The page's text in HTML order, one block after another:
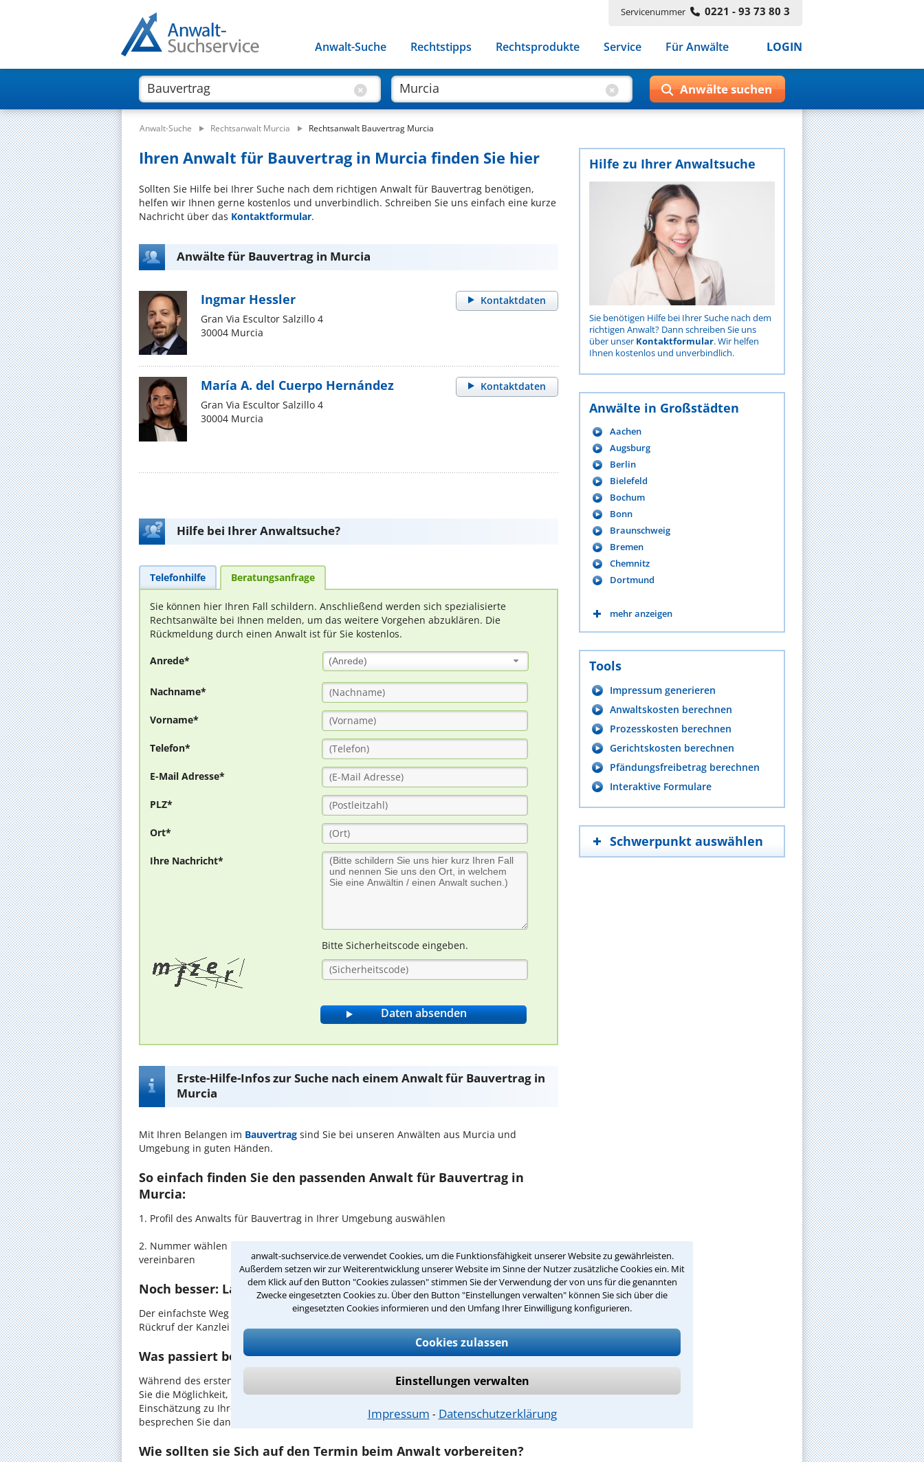
anwalt-suchservice.de verwendet Cookies, um die Funktionsfähigkeit unserer Website zu gewährleisten.
Außerdem setzen wir zur Weiterentwicklung unserer Website im Sinne der Nutzer zusätzliche Cookies ein. Mit
dem Klick auf den Button "Cookies zulassen" stimmen Sie der Verwendung der von uns für die genannten
Zwecke eingesetzten Cookies zu. Über den Button "Einstellungen verwalten" können Sie sich über die
eingesetzten Cookies informieren und den Umfang Ihrer Einwilligung konfigurieren.
Cookies zulassen
Einstellungen verwalten
Impressum ⁃ Datenschutzerklärung
Servicenummer 0221 - 93 73 80 3
Anwalt-Suche Rechtstipps Rechtsprodukte Service Für Anwälte LOGIN
Anwalt-Suche Rechtsanwalt Murcia Rechtsanwalt Bauvertrag Murcia
Ihren Anwalt für Bauvertrag in Murcia finden Sie hier
Sollten Sie Hilfe bei Ihrer Suche nach dem richtigen Anwalt für Bauvertrag benötigen,
helfen wir Ihnen gerne kostenlos und unverbindlich. Schreiben Sie uns einfach eine kurze
Nachricht über das Kontaktformular.
Anwälte für Bauvertrag in Murcia
Kontaktdaten
Ingmar Hessler
Gran Via Escultor Salzillo 4
30004 Murcia
Kontaktdaten
María A. del Cuerpo Hernández
Gran Via Escultor Salzillo 4
30004 Murcia
Hilfe bei Ihrer Anwaltsuche?
Telefonhilfe Beratungsanfrage
Sie können hier Ihren Fall schildern. Anschließend werden sich spezialisierte
Rechtsanwälte bei Ihnen melden, um das weitere Vorgehen abzuklären. Die
Rückmeldung durch einen Anwalt ist für Sie kostenlos.
Anrede* (Anrede)
Nachname*
Vorname*
Telefon*
E-Mail Adresse*
PLZ*
Ort*
Ihre Nachricht*
Bitte Sicherheitscode eingeben.
Erste-Hilfe-Infos zur Suche nach einem Anwalt für Bauvertrag in
Murcia
Mit Ihren Belangen im Bauvertrag sind Sie bei unseren Anwälten aus Murcia und
Umgebung in guten Händen.
So einfach finden Sie den passenden Anwalt für Bauvertrag in
Murcia:
1. Profil des Anwalts für Bauvertrag in Ihrer Umgebung auswählen
2. Nummer wählen und direkt mit der Kanzlei in Murcia einen Beratungstermin
vereinbaren
Noch besser: Lassen Sie sich zurückrufen
Der einfachste Weg zum Anwalt in Murcia ist es, über unser Kontaktformular einen
Rückruf der Kanzlei anzufordern - probieren Sie es gleich aus.
Was passiert beim anwaltlichen Erstgespräch in Murcia?
Während des ersten Gesprächs mit Ihrem Rechtsanwalt für Bauvertrag in Murcia haben
Sie die Möglichkeit, in Ruhe den Sachverhalt zu schildern, sodass Sie eine qualifizierte
Einschätzung zu Ihrem Fall und Ihren Erfolgsaussichten erhalten. In diesem Termin
besprechen Sie dann mit Ihrem Anwalt auch die weitere Vorgehensweise in Ihrem Fall.
Wie sollten sie Sich auf den Termin beim Anwalt vorbereiten?
Hilfe zu Ihrer Anwaltsuche
Sie benötigen Hilfe bei Ihrer Suche nach dem
richtigen Anwalt? Dann schreiben Sie uns
über unser Kontaktformular. Wir helfen
Ihnen kostenlos und unverbindlich.
Anwälte in Großstädten
Aachen
Augsburg
Berlin
Bielefeld
Bochum
Bonn
Braunschweig
Bremen
Chemnitz
Dortmund
mehr anzeigen
Tools
Impressum generieren
Anwaltskosten berechnen
Prozesskosten berechnen
Gerichtskosten berechnen
Pfändungsfreibetrag berechnen
Interaktive Formulare
Schwerpunkt auswählen